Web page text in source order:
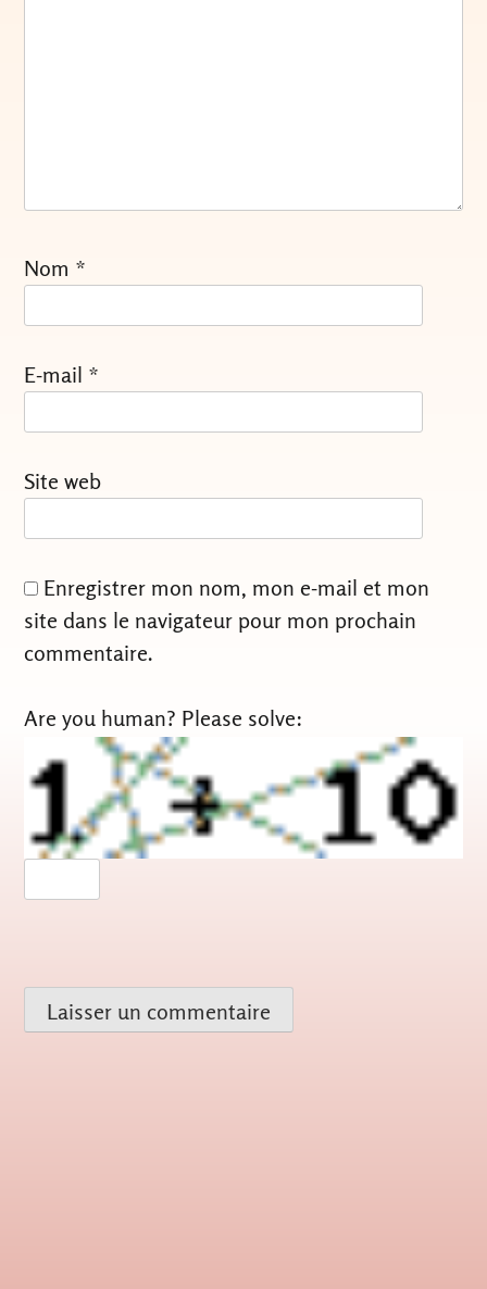
Nom *
E-mail *
Site web
Enregistrer mon nom, mon e-mail et mon
site dans le navigateur pour mon prochain
commentaire.
Are you human? Please solve: